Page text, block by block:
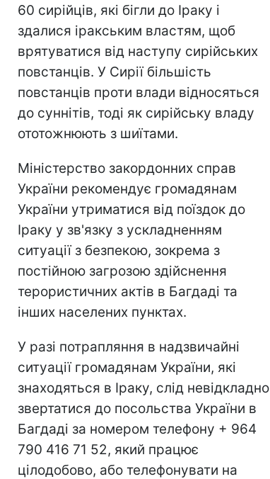
60 сирійців, які бігли до Іраку і
здалися іракським властям, щоб
врятуватися від наступу сирійських
повстанців. У Сирії більшість
повстанців проти влади відносяться
до суннітів, тоді як сирійську владу
ототожнюють з шиїтами.
Міністерство закордонних справ
України рекомендує громадянам
України утриматися від поїздок до
Іраку у зв'язку з ускладненням
ситуації з безпекою, зокрема з
постійною загрозою здійснення
терористичних актів в Багдаді та
інших населених пунктах.
У разі потрапляння в надзвичайні
ситуації громадянам України, які
знаходяться в Іраку, слід невідкладно
звертатися до посольства України в
Багдаді за номером телефону + 964
790 416 71 52, який працює
цілодобово, або телефонувати на